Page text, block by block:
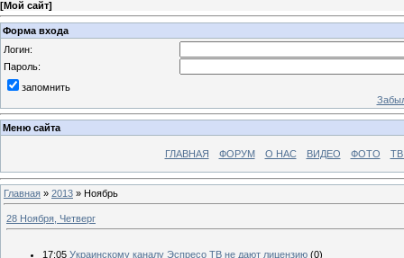
[Мой сайт]
Форма входа
Логин:
Пароль:
запомнить
Меню сайта
ГЛАВНАЯ ФОРУМ О НАС ВИДЕО ФОТО ТВ
Главная » 2013 » Ноябрь
28 Ноября, Четверг
17:05 Украинскому каналу Эспресо ТВ не дают лицензию (0)